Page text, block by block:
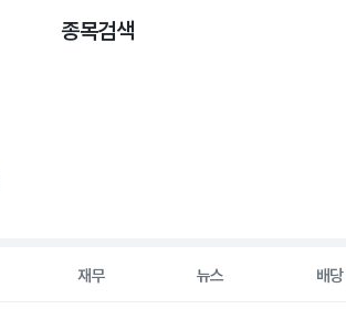
종목검색
재무 뉴스 배당